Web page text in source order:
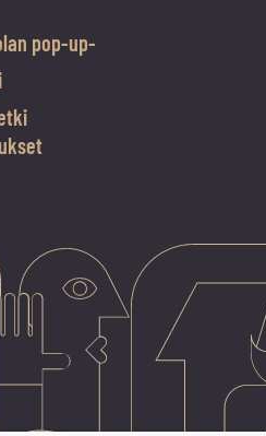
pop-up-